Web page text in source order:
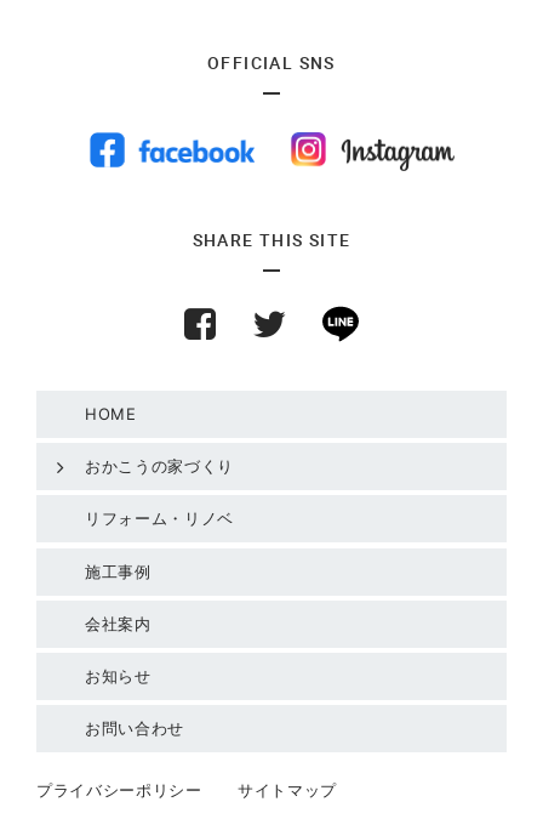
OFFICIAL SNS
SHARE THIS SITE
HOME
おかこうの家づくり
リフォーム・リノベ
施工事例
会社案内
お知らせ
お問い合わせ
プライバシーポリシー サイトマップ